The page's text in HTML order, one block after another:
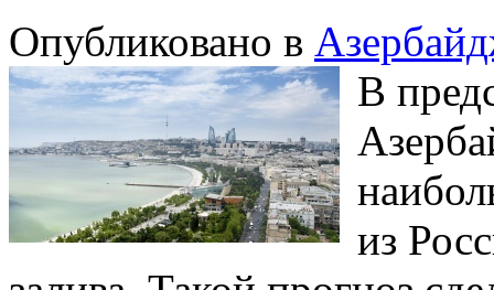
Опубликовано в
В
из